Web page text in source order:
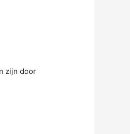
zijn door